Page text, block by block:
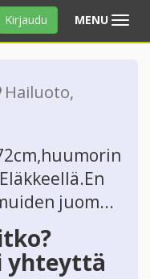
MENU Avaa
valikko
Kirjaudu
Hailuoto,
juom...
yhteyttä